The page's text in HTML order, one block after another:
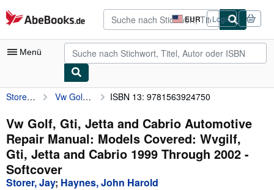
Zum Hauptinhalt
AbeBooks.de EUR
Seite
der
Einkaufseinstellungen.
Login
Menü
Nutzerkonto
Meine Bestellungen
Detailsuche
Sammlungen
Antiquarische Bücher
Storer, Jay Vw Golf, Gti, Jetta and Cabrio Automotive Repair Manual: Models Covered: Wvgilf, Gti, Jetta and Cabrio 1999 Through 2002 ISBN 13: 9781563924750
Vw Golf, Gti, Jetta and Cabrio Automotive
Repair Manual: Models Covered: Wvgilf,
Gti, Jetta and Cabrio 1999 Through 2002 -
Softcover
Storer, Jay; Haynes, John Harold